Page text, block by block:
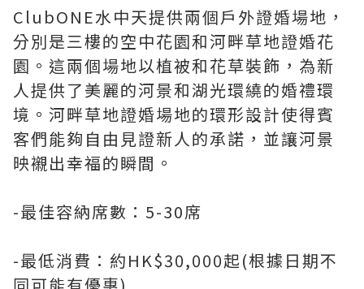
ClubONE水中天提供兩個戶外證婚場地，
分別是三樓的空中花園和河畔草地證婚花
園。這兩個場地以植被和花草裝飾，為新
人提供了美麗的河景和湖光環繞的婚禮環
境。河畔草地證婚場地的環形設計使得賓
客們能夠自由見證新人的承諾，並讓河景
映襯出幸福的瞬間。
-最佳容納席數：5-30席
-最低消費：約HK$30,000起(根據日期不